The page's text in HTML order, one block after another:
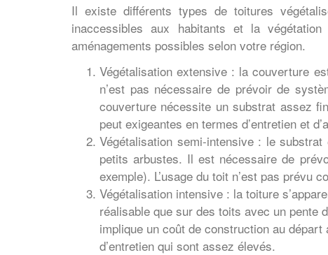
Il existe différents types de toitures
inaccessibles aux habitants et la
aménagements possibles selon votre région.
Végétalisation extensive : la couverture
n’est pas nécessaire de prévoir de
couverture nécessite un substrat assez
peut exigeantes en termes d’entretien et
Végétalisation semi-intensive : le
petits arbustes. Il est nécessaire de
exemple). L’usage du toit n’est pas prévu
Végétalisation intensive : la toiture
réalisable que sur des toits avec un pente
implique un coût de construction au
d’entretien qui sont assez élevés.